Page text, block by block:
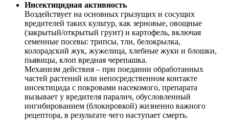
Инсектицидная активность
Воздействует на основных грызущих и сосущих
вредителей таких культур, как зерновые, овощные
(закрытый/открытый грунт) и картофель, включая
семенные посевы: трипсы, тли, белокрылка,
колорадский жук, жужелица, хлебные жуки и блошки,
пьявицы, клоп вредная черепашка.
Механизм действия – при поедании обработанных
частей растений или непосредственном контакте
инсектицида с покровами насекомого, препарата
вызывает у вредителя паралич, обусловленный
ингибированием (блокировкой) жизненно важного
рецептора, в результате чего наступает смерть.